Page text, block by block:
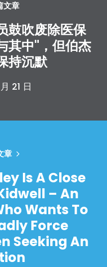
文章
鼓吹废除医保
其中"，但伯杰
持沉默
21 日
章
Is A Close
– An
Wants To
Force
Seeking An